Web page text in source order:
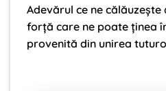
Adevărul ce ne călăuzeşte
forţă care ne poate ţinea
provenită din unirea